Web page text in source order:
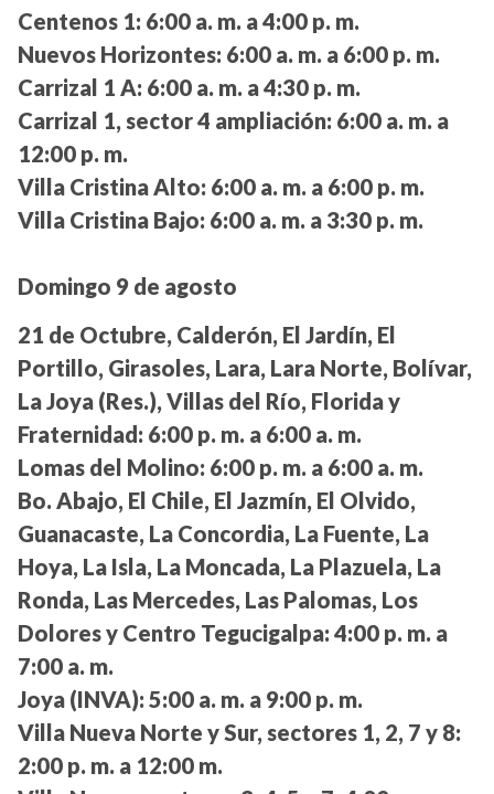
Centenos 1: 6:00 a. m. a 4:00 p. m.
Nuevos Horizontes: 6:00 a. m. a 6:00 p. m.
Carrizal 1 A: 6:00 a. m. a 4:30 p. m.
Carrizal 1, sector 4 ampliación: 6:00 a. m. a
12:00 p. m.
Villa Cristina Alto: 6:00 a. m. a 6:00 p. m.
Villa Cristina Bajo: 6:00 a. m. a 3:30 p. m.
Domingo 9 de agosto
21 de Octubre, Calderón, El Jardín, El
Portillo, Girasoles, Lara, Lara Norte, Bolívar,
La Joya (Res.), Villas del Río, Florida y
Fraternidad: 6:00 p. m. a 6:00 a. m.
Lomas del Molino: 6:00 p. m. a 6:00 a. m.
Bo. Abajo, El Chile, El Jazmín, El Olvido,
Guanacaste, La Concordia, La Fuente, La
Hoya, La Isla, La Moncada, La Plazuela, La
Ronda, Las Mercedes, Las Palomas, Los
Dolores y Centro Tegucigalpa: 4:00 p. m. a
7:00 a. m.
Joya (INVA): 5:00 a. m. a 9:00 p. m.
Villa Nueva Norte y Sur, sectores 1, 2, 7 y 8:
2:00 p. m. a 12:00 m.